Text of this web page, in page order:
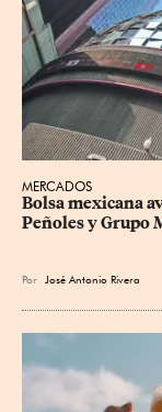
MERCADOS
Bolsa mexicana
Peñoles y Grupo
Por José Antonio Rivera